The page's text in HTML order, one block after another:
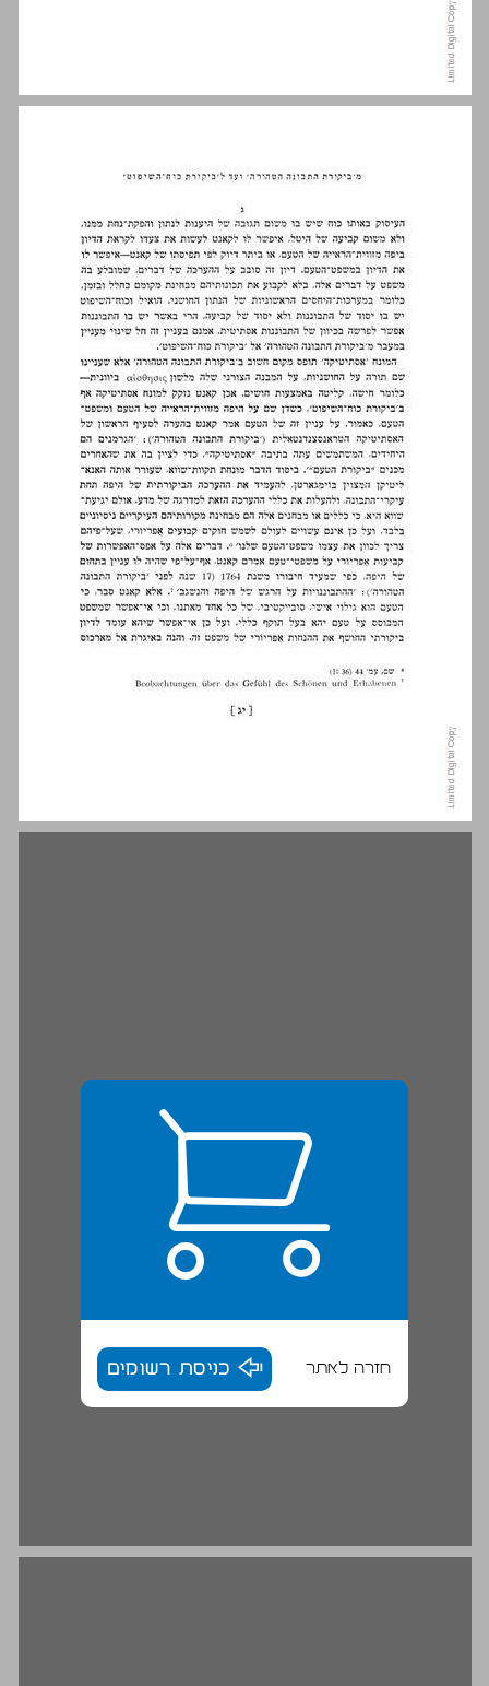
ג. על ביקורת כוח־השיפוט בחינת אמצעי לקישור שני החלקים של הפילוסופיה לכוליות אחת ... 15
חזרה לאתר כניסת רשומים